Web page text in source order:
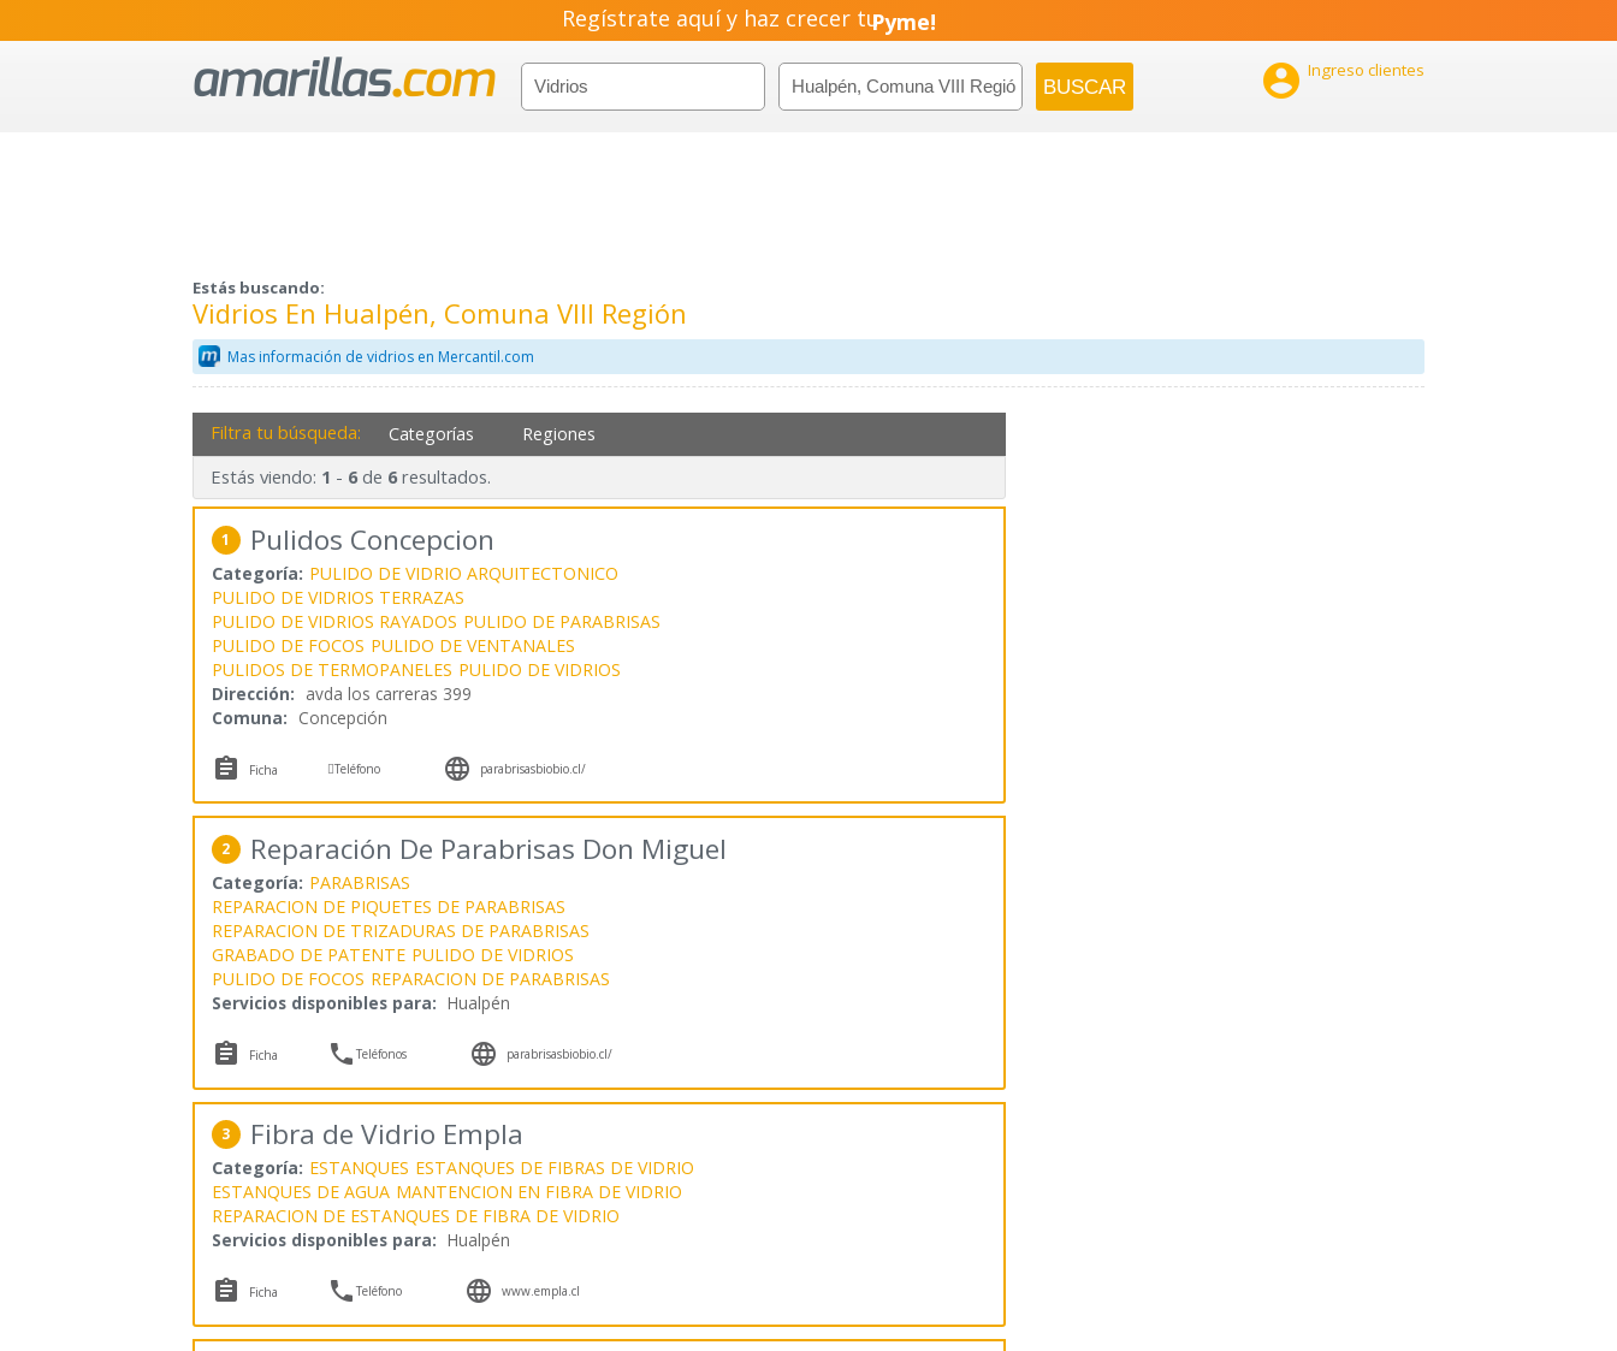
Regístrate aquí y haz crecer tuPyme!
Emprendimiento!
 Ingreso clientes
Estás buscando:
Vidrios En Hualpén, Comuna VIII Región
Mas información de vidrios en Mercantil.com
Filtra tu búsqueda: Categorías Regiones
Estás viendo: 1 - 6de 6resultados.
1 Pulidos Concepcion
Categoría: PULIDO DE VIDRIO ARQUITECTONICO
PULIDO DE VIDRIOS TERRAZAS
PULIDO DE VIDRIOS RAYADOS PULIDO DE PARABRISAS
PULIDO DE FOCOS PULIDO DE VENTANALES
PULIDOS DE TERMOPANELES PULIDO DE VIDRIOS
Dirección: avda los carreras 399
Comuna: Concepción
 Ficha Teléfono  parabrisasbiobio.cl/
2 Reparación De Parabrisas Don Miguel
Categoría: PARABRISAS
REPARACION DE PIQUETES DE PARABRISAS
REPARACION DE TRIZADURAS DE PARABRISAS
GRABADO DE PATENTE PULIDO DE VIDRIOS
PULIDO DE FOCOS REPARACION DE PARABRISAS
Servicios disponibles para: Hualpén
 Ficha Teléfonos  parabrisasbiobio.cl/
3 Fibra de Vidrio Empla
Categoría: ESTANQUES ESTANQUES DE FIBRAS DE VIDRIO
ESTANQUES DE AGUA MANTENCION EN FIBRA DE VIDRIO
REPARACION DE ESTANQUES DE FIBRA DE VIDRIO
Servicios disponibles para: Hualpén
 Ficha Teléfono  www.empla.cl